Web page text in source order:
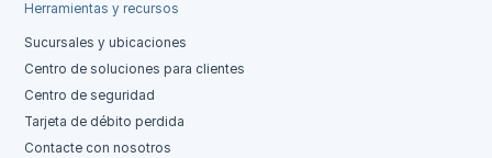
Herramientas y recursos
Sucursales y ubicaciones
Centro de soluciones para clientes
Centro de seguridad
Tarjeta de débito perdida
Contacte con nosotros